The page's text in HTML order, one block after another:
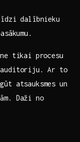
dalībnieku
tikai procesu
auditoriju. Ar to
atsauksmes un
Daži no